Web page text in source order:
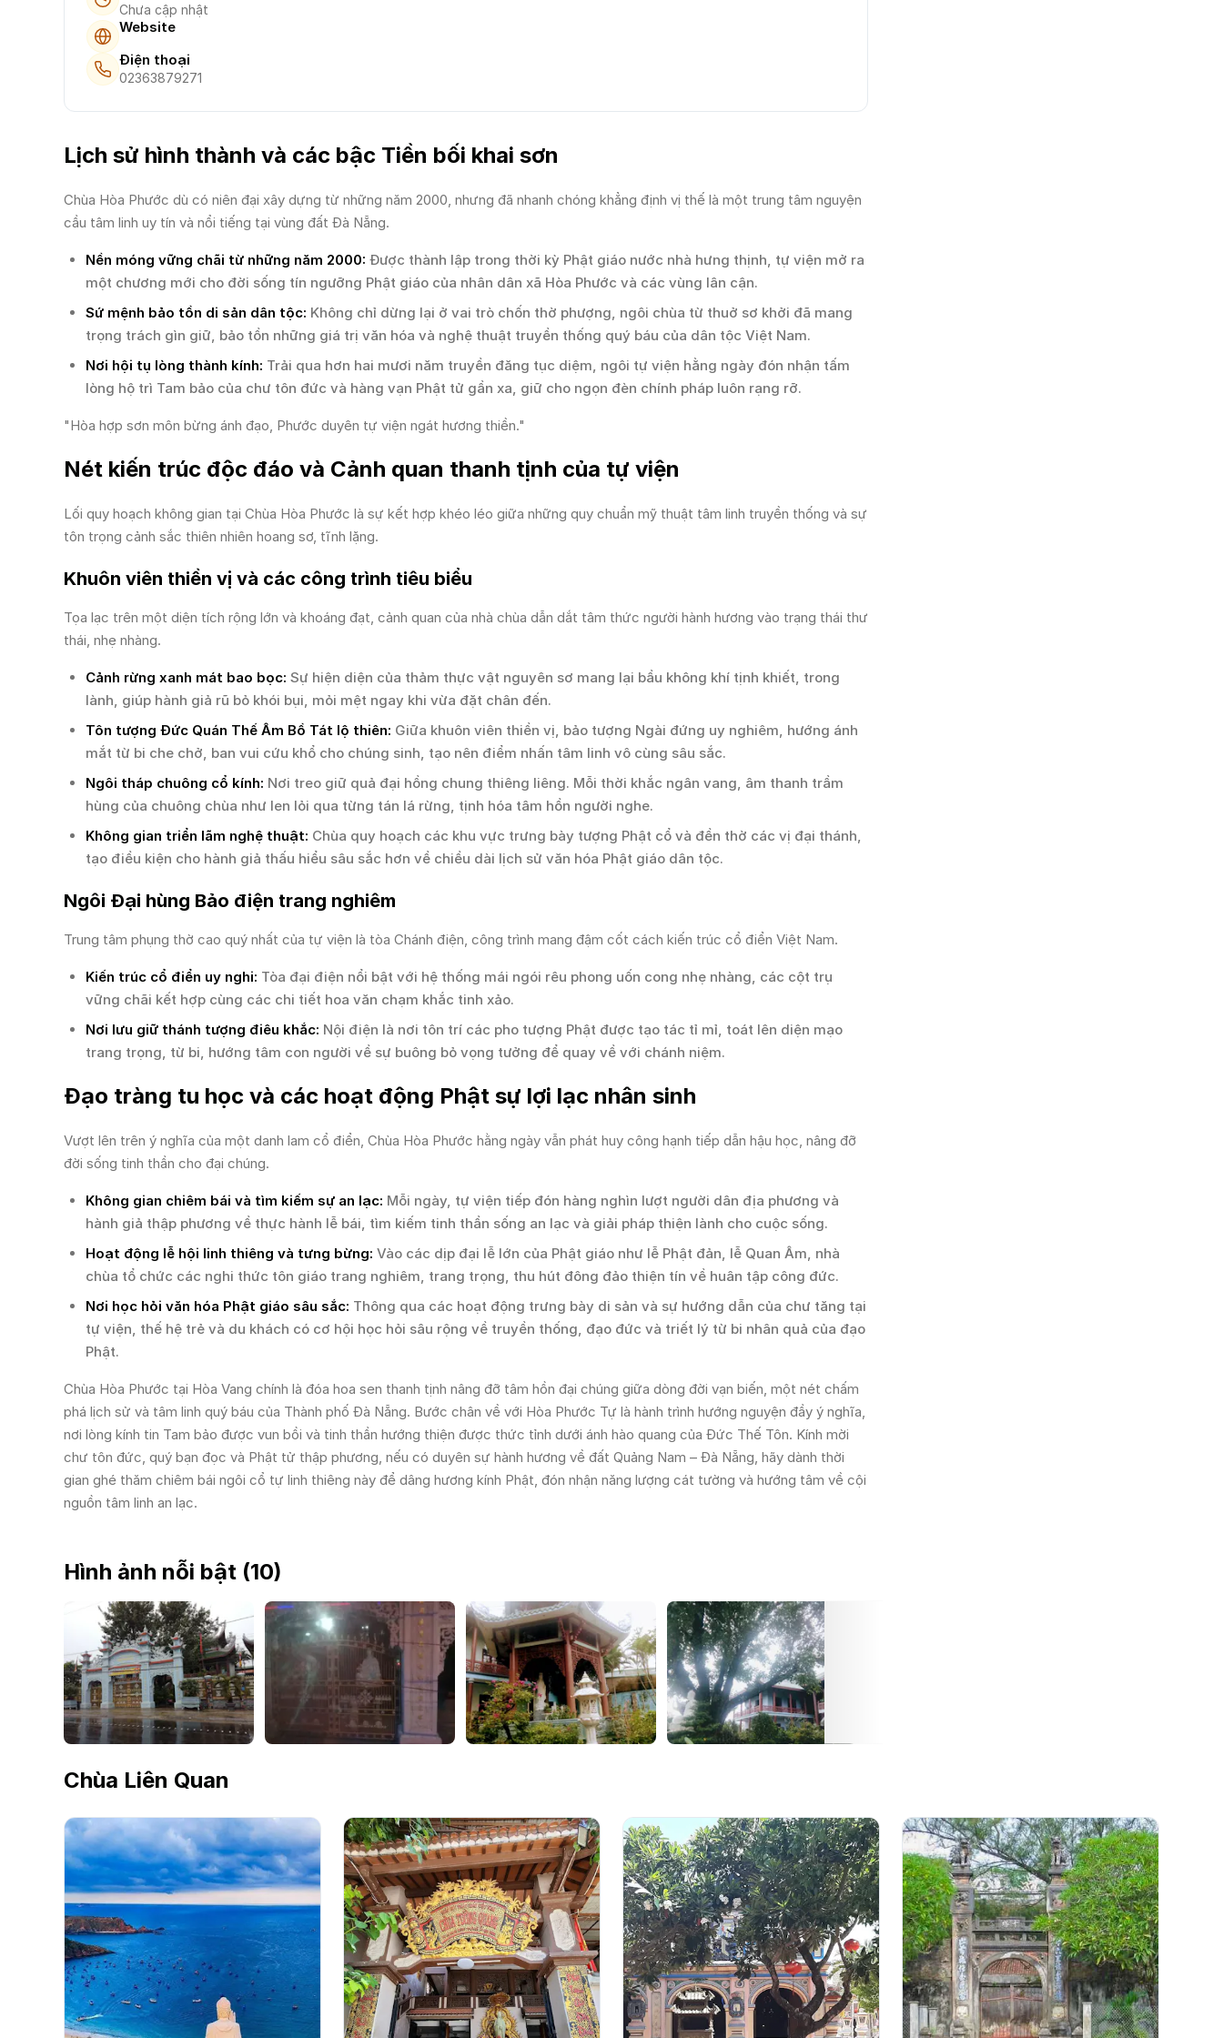
Chưa cập nhật
Website
Điện thoại
02363879271
Lịch sử hình thành và các bậc Tiền bối khai sơn
Chùa Hòa Phước dù có niên đại xây dựng từ những năm 2000, nhưng đã nhanh chóng khẳng định vị thế là một trung tâm nguyện
cầu tâm linh uy tín và nổi tiếng tại vùng đất Đà Nẵng.
Nền móng vững chãi từ những năm 2000: Được thành lập trong thời kỳ Phật giáo nước nhà hưng thịnh, tự viện mở ra
một chương mới cho đời sống tín ngưỡng Phật giáo của nhân dân xã Hòa Phước và các vùng lân cận.
Sứ mệnh bảo tồn di sản dân tộc: Không chỉ dừng lại ở vai trò chốn thờ phượng, ngôi chùa từ thuở sơ khởi đã mang
trọng trách gìn giữ, bảo tồn những giá trị văn hóa và nghệ thuật truyền thống quý báu của dân tộc Việt Nam.
Nơi hội tụ lòng thành kính: Trải qua hơn hai mươi năm truyền đăng tục diệm, ngôi tự viện hằng ngày đón nhận tấm
lòng hộ trì Tam bảo của chư tôn đức và hàng vạn Phật tử gần xa, giữ cho ngọn đèn chính pháp luôn rạng rỡ.
"Hòa hợp sơn môn bừng ánh đạo, Phước duyên tự viện ngát hương thiền."
Nét kiến trúc độc đáo và Cảnh quan thanh tịnh của tự viện
Lối quy hoạch không gian tại Chùa Hòa Phước là sự kết hợp khéo léo giữa những quy chuẩn mỹ thuật tâm linh truyền thống và sự
tôn trọng cảnh sắc thiên nhiên hoang sơ, tĩnh lặng.
Khuôn viên thiền vị và các công trình tiêu biểu
Tọa lạc trên một diện tích rộng lớn và khoáng đạt, cảnh quan của nhà chùa dẫn dắt tâm thức người hành hương vào trạng thái thư
thái, nhẹ nhàng.
Cảnh rừng xanh mát bao bọc: Sự hiện diện của thảm thực vật nguyên sơ mang lại bầu không khí tịnh khiết, trong
lành, giúp hành giả rũ bỏ khói bụi, mỏi mệt ngay khi vừa đặt chân đến.
Tôn tượng Đức Quán Thế Âm Bồ Tát lộ thiên: Giữa khuôn viên thiền vị, bảo tượng Ngài đứng uy nghiêm, hướng ánh
mắt từ bi che chở, ban vui cứu khổ cho chúng sinh, tạo nên điểm nhấn tâm linh vô cùng sâu sắc.
Ngôi tháp chuông cổ kính: Nơi treo giữ quả đại hồng chung thiêng liêng. Mỗi thời khắc ngân vang, âm thanh trầm
hùng của chuông chùa như len lỏi qua từng tán lá rừng, tịnh hóa tâm hồn người nghe.
Không gian triển lãm nghệ thuật: Chùa quy hoạch các khu vực trưng bày tượng Phật cổ và đền thờ các vị đại thánh,
tạo điều kiện cho hành giả thấu hiểu sâu sắc hơn về chiều dài lịch sử văn hóa Phật giáo dân tộc.
Ngôi Đại hùng Bảo điện trang nghiêm
Trung tâm phụng thờ cao quý nhất của tự viện là tòa Chánh điện, công trình mang đậm cốt cách kiến trúc cổ điển Việt Nam.
Kiến trúc cổ điển uy nghi: Tòa đại điện nổi bật với hệ thống mái ngói rêu phong uốn cong nhẹ nhàng, các cột trụ
vững chãi kết hợp cùng các chi tiết hoa văn chạm khắc tinh xảo.
Nơi lưu giữ thánh tượng điêu khắc: Nội điện là nơi tôn trí các pho tượng Phật được tạo tác tỉ mỉ, toát lên diện mạo
trang trọng, từ bi, hướng tâm con người về sự buông bỏ vọng tưởng để quay về với chánh niệm.
Đạo tràng tu học và các hoạt động Phật sự lợi lạc nhân sinh
Vượt lên trên ý nghĩa của một danh lam cổ điển, Chùa Hòa Phước hằng ngày vẫn phát huy công hạnh tiếp dẫn hậu học, nâng đỡ
đời sống tinh thần cho đại chúng.
Không gian chiêm bái và tìm kiếm sự an lạc: Mỗi ngày, tự viện tiếp đón hàng nghìn lượt người dân địa phương và
hành giả thập phương về thực hành lễ bái, tìm kiếm tinh thần sống an lạc và giải pháp thiện lành cho cuộc sống.
Hoạt động lễ hội linh thiêng và tưng bừng: Vào các dịp đại lễ lớn của Phật giáo như lễ Phật đản, lễ Quan Âm, nhà
chùa tổ chức các nghi thức tôn giáo trang nghiêm, trang trọng, thu hút đông đảo thiện tín về huân tập công đức.
Nơi học hỏi văn hóa Phật giáo sâu sắc: Thông qua các hoạt động trưng bày di sản và sự hướng dẫn của chư tăng tại
tự viện, thế hệ trẻ và du khách có cơ hội học hỏi sâu rộng về truyền thống, đạo đức và triết lý từ bi nhân quả của đạo
Phật.
Chùa Hòa Phước tại Hòa Vang chính là đóa hoa sen thanh tịnh nâng đỡ tâm hồn đại chúng giữa dòng đời vạn biến, một nét chấm
phá lịch sử và tâm linh quý báu của Thành phố Đà Nẵng. Bước chân về với Hòa Phước Tự là hành trình hướng nguyện đầy ý nghĩa,
nơi lòng kính tin Tam bảo được vun bồi và tinh thần hướng thiện được thức tỉnh dưới ánh hào quang của Đức Thế Tôn. Kính mời
chư tôn đức, quý bạn đọc và Phật tử thập phương, nếu có duyên sự hành hương về đất Quảng Nam – Đà Nẵng, hãy dành thời
gian ghé thăm chiêm bái ngôi cổ tự linh thiêng này để dâng hương kính Phật, đón nhận năng lượng cát tường và hướng tâm về cội
nguồn tâm linh an lạc.
Hình ảnh nỗi bật (10)
Chùa Liên Quan